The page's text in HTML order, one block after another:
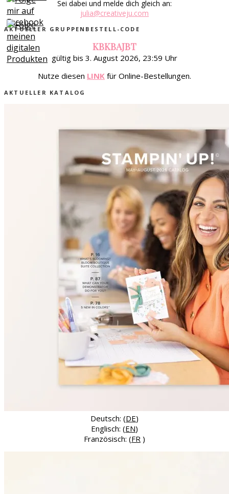
Sei dabei und melde dich gleich an:
julia@creativeju.com
AKTUELLER GRUPPENBESTELL-CODE
KBKBAJBT
gültig bis 3. August 2026, 23:59 Uhr
Nutze diesen LINK für Online-Bestellungen.
AKTUELLER KATALOG
Deutsch: (DE)
Englisch: (EN)
Französisch: (FR )